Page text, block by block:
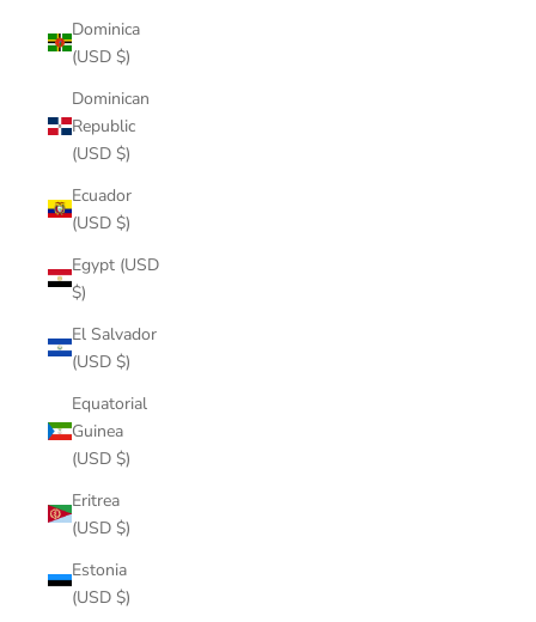
Dominica
(USD $)
Dominican
Republic
(USD $)
Ecuador
(USD $)
Egypt (USD
$)
El Salvador
(USD $)
Equatorial
Guinea
(USD $)
Eritrea
(USD $)
Estonia
(USD $)